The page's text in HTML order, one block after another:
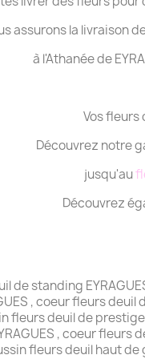
assurons la livraison
à l'Athanée de
Vos fleurs
Découvrez notre
jusqu'au
Découvrez
de standing
, coeur fleurs
fleurs deuil de
, coeur fleurs
fleurs deuil haut